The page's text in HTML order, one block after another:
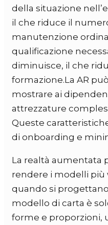
della situazione
il che riduce il
manutenzione
qualificazione
diminuisce, il che
formazione.La AR
mostrare ai
attrezzature
Queste
di onboarding e
La realtà aumentata
rendere i modelli più
quando si
modello di carta è
forme e proporzioni,